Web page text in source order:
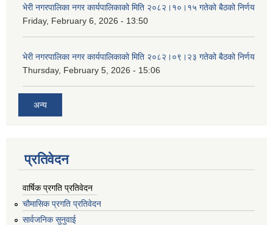
भेरी नगरपालिका नगर कार्यपालिकाको मिति २०८२।१०।१५ गतेको बैठको निर्णय
Friday, February 6, 2026 - 13:50
भेरी नगरपालिका नगर कार्यपालिकाको मिति २०८२।०९।२३ गतेको बैठको निर्णय
Thursday, February 5, 2026 - 15:06
अन्य
प्रतिवेदन
वार्षिक प्रगति प्रतिवेदन
चौमासिक प्रगति प्रतिवेदन
सार्वजनिक सुनुवाई